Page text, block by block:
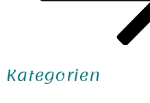
Kategorien